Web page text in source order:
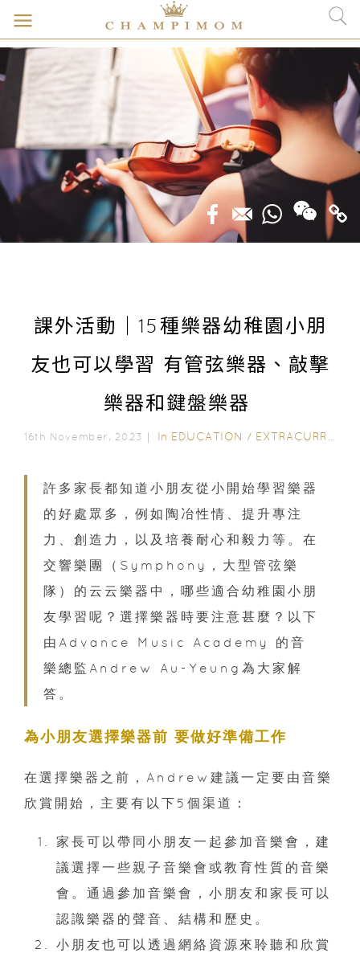
課外活動｜15種樂器幼稚園小朋
友也可以學習 有管弦樂器、敲擊
樂器和鍵盤樂器
16th November, 2023｜ In EDUCATION / EXTRACURRICULAR ACTIVITIES
許多家長都知道小朋友從小開始學習樂器
的好處眾多，例如陶冶性情、提升專注
力、創造力，以及培養耐心和毅力等。在
交響樂團（Symphony，大型管弦樂
隊）的云云樂器中，哪些適合幼稚園小朋
友學習呢？選擇樂器時要注意甚麼？以下
由Advance Music Academy 的音
樂總監Andrew Au-Yeung為大家解
答。
為小朋友選擇樂器前 要做好準備工作
在選擇樂器之前，Andrew建議一定要由音樂
欣賞開始，主要有以下5個渠道：
家長可以帶同小朋友一起參加音樂會，建
議選擇一些親子音樂會或教育性質的音樂
會。通過參加音樂會，小朋友和家長可以
認識樂器的聲音、結構和歷史。
小朋友也可以透過網絡資源來聆聽和欣賞